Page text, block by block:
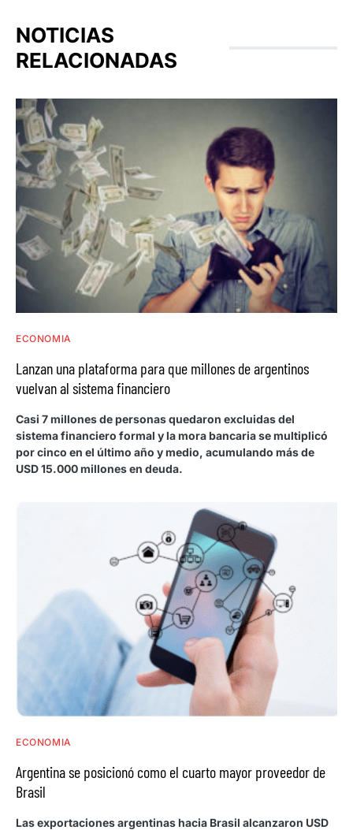
NOTICIAS
RELACIONADAS
ECONOMIA
Lanzan una plataforma para que millones de argentinos
vuelvan al sistema financiero
Casi 7 millones de personas quedaron excluidas del
sistema financiero formal y la mora bancaria se multiplicó
por cinco en el último año y medio, acumulando más de
USD 15.000 millones en deuda.
ECONOMIA
Argentina se posicionó como el cuarto mayor proveedor de
Brasil
Las exportaciones argentinas hacia Brasil alcanzaron USD